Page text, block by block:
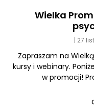
Wielka
27
Zapraszam na
kursy i webinary.
w promocji!